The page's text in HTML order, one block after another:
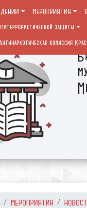
МЕРОПРИЯТИЯ
защиты
комиссия
МЕРОПРИЯТИЯ